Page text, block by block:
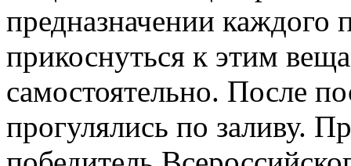
предназначении каждого
прикоснуться к этим
самостоятельно. После
прогулялись по заливу.